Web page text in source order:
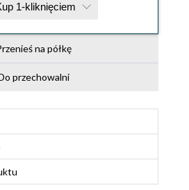
1-kliknięciem
na półkę
przechowalni